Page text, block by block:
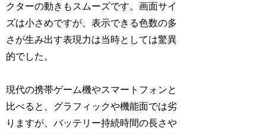
クターの動きもスムーズです。画面サイ
ズは小さめですが、表示できる色数の多
さが生み出す表現力は当時としては驚異
的でした。
現代の携帯ゲーム機やスマートフォンと
比べると、グラフィックや機能面では劣
りますが、バッテリー持続時間の長さや